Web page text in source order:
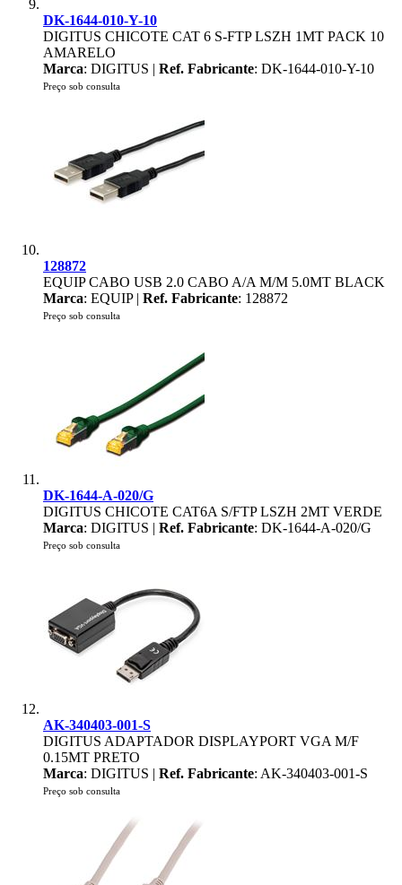
DK-1644-010-Y-10
DIGITUS CHICOTE CAT 6 S-FTP LSZH 1MT PACK 10
AMARELO
Marca: DIGITUS | Ref. Fabricante: DK-1644-010-Y-10
Preço sob consulta
128872
EQUIP CABO USB 2.0 CABO A/A M/M 5.0MT BLACK
Marca: EQUIP | Ref. Fabricante: 128872
Preço sob consulta
DK-1644-A-020/G
DIGITUS CHICOTE CAT6A S/FTP LSZH 2MT VERDE
Marca: DIGITUS | Ref. Fabricante: DK-1644-A-020/G
Preço sob consulta
AK-340403-001-S
DIGITUS ADAPTADOR DISPLAYPORT VGA M/F
0.15MT PRETO
Marca: DIGITUS | Ref. Fabricante: AK-340403-001-S
Preço sob consulta